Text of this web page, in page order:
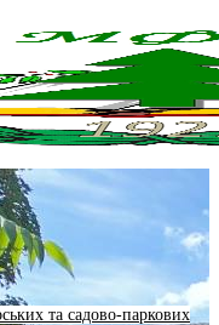
та садово-паркових